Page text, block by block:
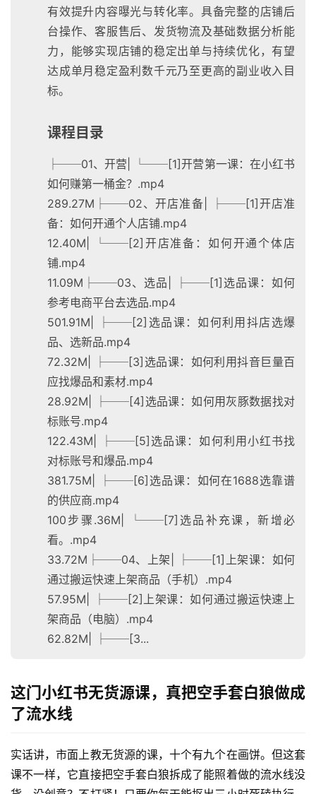
快
讯
赚
钱
项
有效提升内容曝光与转化率。具备完整的店铺后
台操作、客服售后、发货物流及基础数据分析能
力，能够实现店铺的稳定出单与持续优化，有望
达成单月稳定盈利数千元乃至更高的副业收入目
标。
课程目录
├──01、开营| └──[1]开营第一课：在小红书
如何赚第一桶金？.mp4
289.27M├──02、开店准备| ├──[1]开店准
备：如何开通个人店铺.mp4
12.40M| └──[2]开店准备：如何开通个体店
铺.mp4
11.09M├──03、选品| ├──[1]选品课：如何
参考电商平台去选品.mp4
501.91M| ├──[2]选品课：如何利用抖店选爆
品、选新品.mp4
72.32M| ├──[3]选品课：如何利用抖音巨量百
应找爆品和素材.mp4
28.92M| ├──[4]选品课：如何用灰豚数据找对
标账号.mp4
122.43M| ├──[5]选品课：如何利用小红书找
对标账号和爆品.mp4
381.75M| ├──[6]选品课：如何在1688选靠谱
的供应商.mp4
100步骤.36M| └──[7]选品补充课，新增必
看。.mp4
33.72M├──04、上架| ├──[1]上架课：如何
通过搬运快速上架商品（手机）.mp4
57.95M| ├──[2]上架课：如何通过搬运快速上
架商品（电脑）.mp4
62.82M| ├──[3...
这门小红书无货源课，真把空手套白狼做成
了流水线
实话讲，市面上教无货源的课，十个有九个在画饼。但这套
课不一样，它直接把空手套白狼拆成了能照着做的流水线没